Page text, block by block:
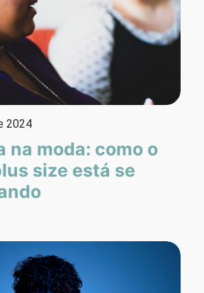
2024
na moda: como o
size está se